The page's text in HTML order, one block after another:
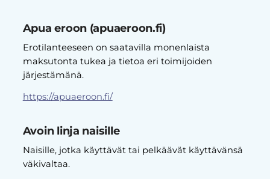
Apua eroon (apuaeroon.fi)
Erotilanteeseen on saatavilla monenlaista
maksutonta tukea ja tietoa eri toimijoiden
järjestämänä.
https://apuaeroon.fi/
Avoin linja naisille
Naisille, jotka käyttävät tai pelkäävät käyttävänsä
väkivaltaa.